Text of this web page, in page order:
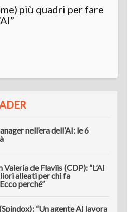
più quadri per fare
nell’era dell’AI: le 6
de Flaviis (CDP): “L’AI
alleati per chi fa
perché”
“Un agente AI lavora